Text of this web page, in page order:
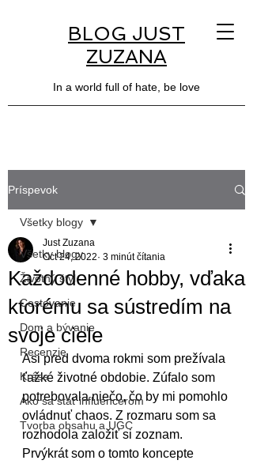
BLOG JUST
ZUZANA
In a world full of hate, be love
Príspevok
Všetky blogy
Životný štýl
Cestovanie
Dom a bývanie
Recenzie
Krása
Ako sa stať influencerom
Tvorba obsahu a UGC
Všetky blogy
Každodenné hobby, vďaka
ktorému sa sústredím na
svoje ciele
Just Zuzana
Oct 24, 2022 3 minút čítania
Asi pred dvoma rokmi som prežívala
ťažké životné obdobie. Zúfalo som
potrebovala niečo, čo by mi pomohlo
ovládnuť chaos. Z rozmaru som sa
rozhodola založiť si zoznam.
Prvýkrát som o tomto koncepte